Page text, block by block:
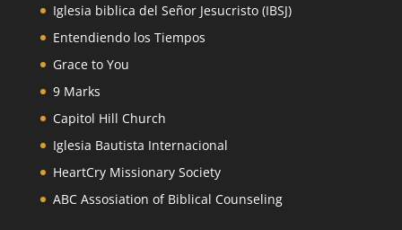
Iglesia biblica del Señor Jesucristo (IBSJ)
Entendiendo los Tiempos
Grace to You
9 Marks
Capitol Hill Church
Iglesia Bautista Internacional
HeartCry Missionary Society
ABC Assosiation of Biblical Counseling